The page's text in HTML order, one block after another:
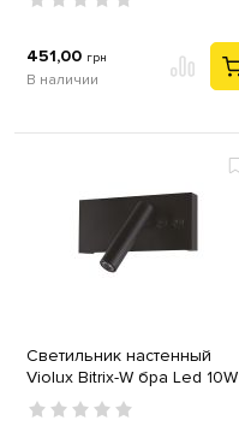
451,00 грн
В наличии
Светильник настенный
Violux Bitrix-W бра Led 10W
4200K IP20 черный